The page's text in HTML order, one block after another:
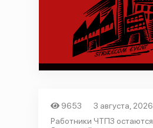
9653
3 августа, 2026
Работники ЧТПЗ остаются